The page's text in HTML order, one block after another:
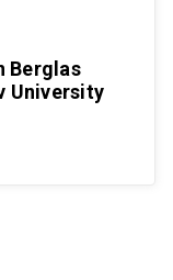
Berglas
University